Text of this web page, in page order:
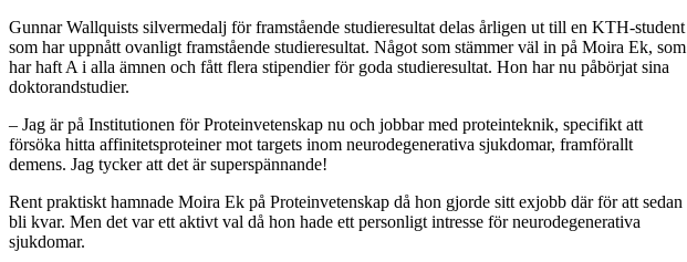
Gunnar Wallquists silvermedalj för framstående studieresultat delas årligen ut till en KTH-student
som har uppnått ovanligt framstående studieresultat. Något som stämmer väl in på Moira Ek, som
har haft A i alla ämnen och fått flera stipendier för goda studieresultat. Hon har nu påbörjat sina
doktorandstudier.
– Jag är på Institutionen för Proteinvetenskap nu och jobbar med proteinteknik, specifikt att
försöka hitta affinitetsproteiner mot targets inom neurodegenerativa sjukdomar, framförallt
demens. Jag tycker att det är superspännande!
Rent praktiskt hamnade Moira Ek på Proteinvetenskap då hon gjorde sitt exjobb där för att sedan
bli kvar. Men det var ett aktivt val då hon hade ett personligt intresse för neurodegenerativa
sjukdomar.